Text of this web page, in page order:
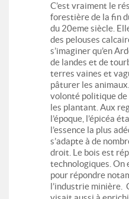
C’est vraiment le
forestière de la fin
du 20eme siècle.
des pelouses
s’imaginer qu’en
de landes et de
terres vaines et
pâturer les
volonté politique
les plantant. Aux
l’époque, l’épicéa
l’essence la plus
s’adapte à de
droit. Le bois est
technologiques. On
pour répondre
l’industrie